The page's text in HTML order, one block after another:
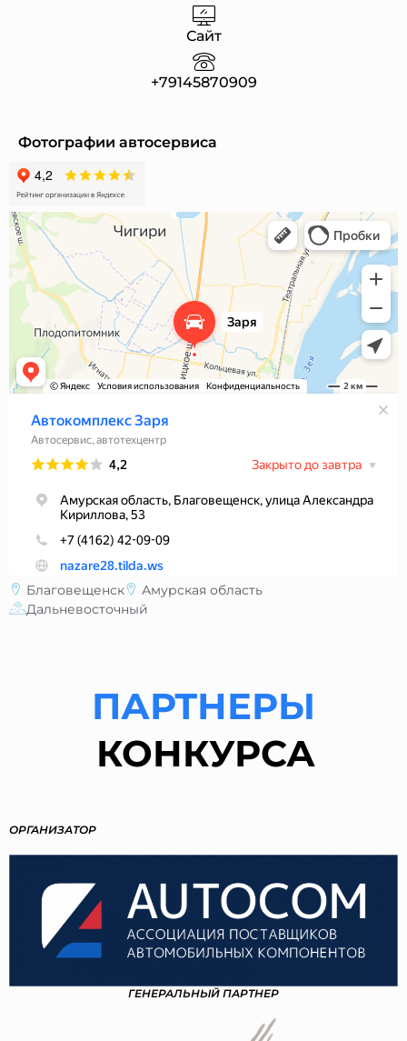
Сайт
+79145870909
Фотографии автосервиса
Благовещенск
Амурская область
Дальневосточный
ПАРТНЕРЫ
КОНКУРСА
ОРГАНИЗАТОР
ГЕНЕРАЛЬНЫЙ ПАРТНЕР